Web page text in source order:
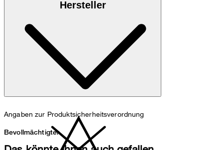
Maschinenwäsche bei 30°C schonend
Hersteller
Angaben zur Produktsicherheitsverordnung
Bevollmächtigter